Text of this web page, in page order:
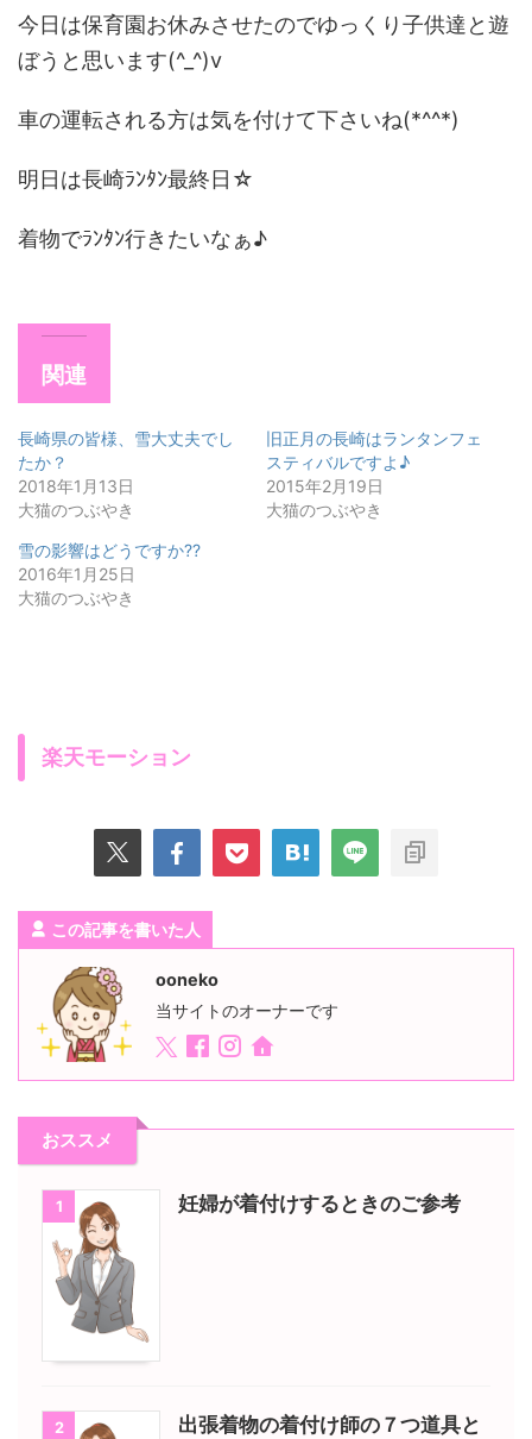
今日は保育園お休みさせたのでゆっくり子供達と遊
ぼうと思います(^_^)v
車の運転される方は気を付けて下さいね(*^^*)
明日は長崎ﾗﾝﾀﾝ最終日☆
着物でﾗﾝﾀﾝ行きたいなぁ♪
関連
長崎県の皆様、雪大丈夫でし
たか？
2018年1月13日
大猫のつぶやき
旧正月の長崎はランタンフェ
スティバルですよ♪
2015年2月19日
大猫のつぶやき
雪の影響はどうですか??
2016年1月25日
大猫のつぶやき
楽天モーション
この記事を書いた人
ooneko
当サイトのオーナーです
おススメ
1 妊婦が着付けするときのご参考
2
出張着物の着付け師の７つ道具と